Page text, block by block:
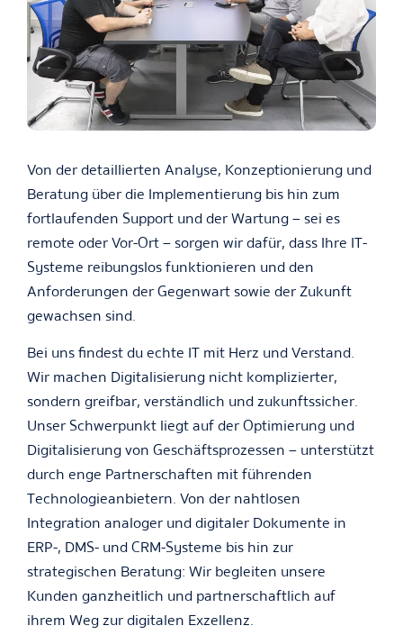
Von der detaillierten Analyse, Konzeptionierung und
Beratung über die Implementierung bis hin zum
fortlaufenden Support und der Wartung – sei es
remote oder Vor-Ort – sorgen wir dafür, dass Ihre IT-
Systeme reibungslos funktionieren und den
Anforderungen der Gegenwart sowie der Zukunft
gewachsen sind.
Bei uns findest du echte IT mit Herz und Verstand.
Wir machen Digitalisierung nicht komplizierter,
sondern greifbar, verständlich und zukunftssicher.
Unser Schwerpunkt liegt auf der Optimierung und
Digitalisierung von Geschäftsprozessen – unterstützt
durch enge Partnerschaften mit führenden
Technologieanbietern. Von der nahtlosen
Integration analoger und digitaler Dokumente in
ERP-, DMS- und CRM-Systeme bis hin zur
strategischen Beratung: Wir begleiten unsere
Kunden ganzheitlich und partnerschaftlich auf
ihrem Weg zur digitalen Exzellenz.